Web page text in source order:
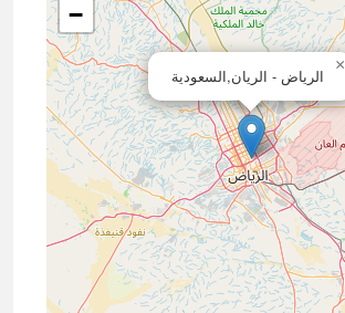
الرياض - الريان,السعودية
×
−